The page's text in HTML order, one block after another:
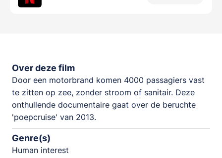
Over deze film
Door een motorbrand komen 4000 passagiers vast
te zitten op zee, zonder stroom of sanitair. Deze
onthullende documentaire gaat over de beruchte
'poepcruise' van 2013.
Genre(s)
Human interest